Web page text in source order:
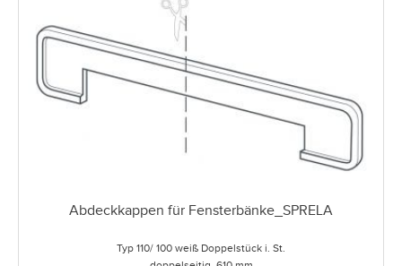
Abdeckkappen für Fensterbänke_SPRELA
Typ 110/ 100 weiß Doppelstück i. St.